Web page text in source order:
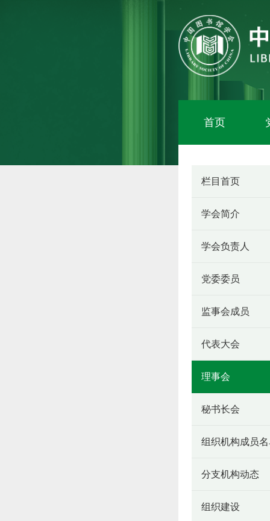
首页
栏目首页
学会简介
学会负责人
党委委员
监事会成员
代表大会
理事会
秘书长会
组织机构成员
分支机构动态
组织建设